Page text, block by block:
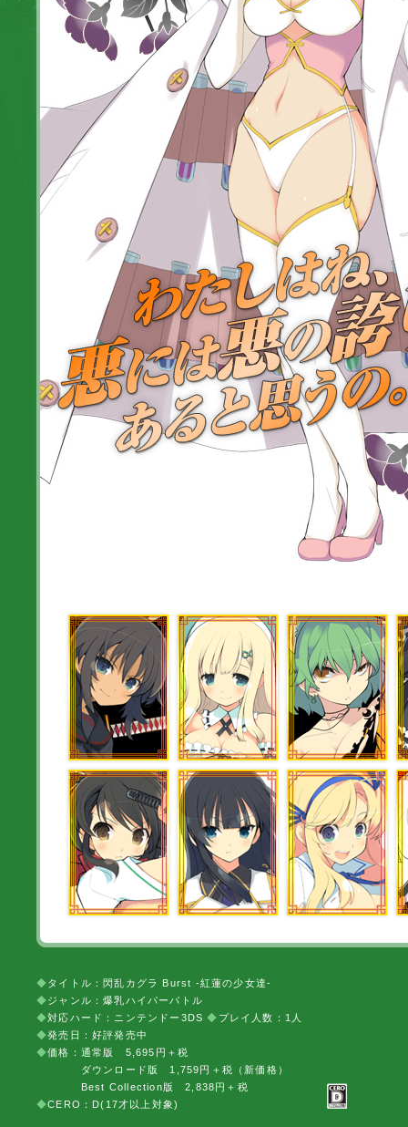
◆ タイトル：閃乱カグラ Burst -紅蓮の少女達-
◆ ジャンル：爆乳ハイパーバトル
◆対応ハード：ニンテンドー3DS ◆ プレイ人数：1人
◆発売日：好評発売中
◆価格：通常版 5,695円＋税
ダウンロード版 1,759円＋税（新価格）
Best Collection版 2,838円＋税
◆CERO：D(17才以上対象)